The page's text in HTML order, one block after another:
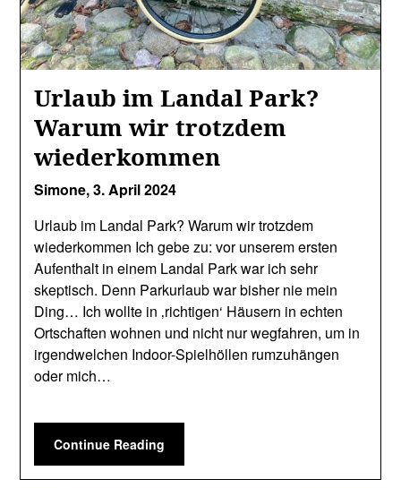
Urlaub im Landal Park?
Warum wir trotzdem
wiederkommen
Simone,3. April 2024
Urlaub im Landal Park? Warum wir trotzdem
wiederkommen Ich gebe zu: vor unserem ersten
Aufenthalt in einem Landal Park war ich sehr
skeptisch. Denn Parkurlaub war bisher nie mein
Ding… Ich wollte in ‚richtigen‘ Häusern in echten
Ortschaften wohnen und nicht nur wegfahren, um in
irgendwelchen Indoor-Spielhöllen rumzuhängen
oder mich…
Continue Reading